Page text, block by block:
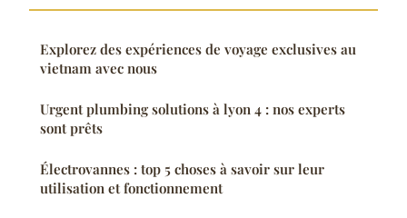
Explorez des expériences de voyage exclusives au
vietnam avec nous
Urgent plumbing solutions à lyon 4 : nos experts
sont prêts
Électrovannes : top 5 choses à savoir sur leur
utilisation et fonctionnement